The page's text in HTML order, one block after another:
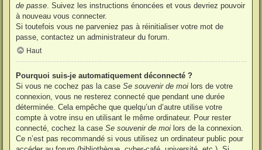
de passe . Suivez les instructions énoncées et vous devriez pouvoir
à nouveau vous connecter.
Si toutefois vous ne parveniez pas à réinitialiser votre mot de
passe, contactez un administrateur du forum.
Haut
Pourquoi suis-je automatiquement déconnecté ?
Si vous ne cochez pas la case Se souvenir de moi lors de votre
connexion, vous ne resterez connecté que pendant une durée
déterminée. Cela empêche que quelqu’un d’autre utilise votre
compte à votre insu en utilisant le même ordinateur. Pour rester
connecté, cochez la case Se souvenir de moi lors de la connexion.
Ce n’est pas recommandé si vous utilisez un ordinateur public pour